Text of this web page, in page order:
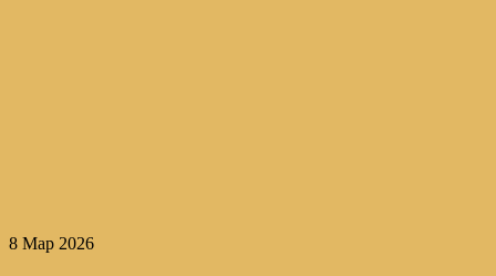
8 Мар 2026